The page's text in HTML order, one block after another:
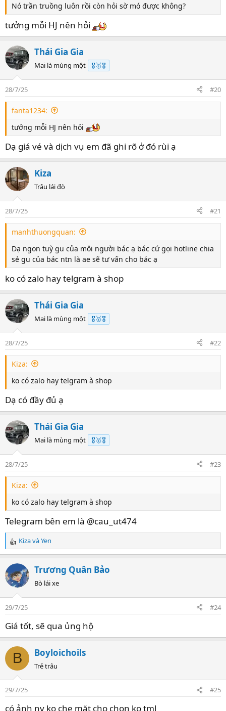
Nó trần truồng luôn rồi còn hỏi sờ mó được không?
tưởng mỗi HJ nên hỏi
Thái Gia Gia
Mai là mùng một 🎖️🥇🎖️
28/7/25 #20
fanta1234:
tưởng mỗi HJ nên hỏi
Dạ giá vé và dịch vụ em đã ghi rõ ở đó rùi ạ
Kiza
Trâu lái đò
28/7/25 #21
manhthuongquan:
Dạ ngon tuỳ gu của mỗi người bác ạ bác cứ gọi hotline chia
sẻ gu của bác ntn là ae sẽ tư vấn cho bác ạ
ko có zalo hay telgram à shop
Thái Gia Gia
Mai là mùng một 🎖️🥇🎖️
28/7/25 #22
Kiza:
ko có zalo hay telgram à shop
Dạ có đầy đủ ạ
Thái Gia Gia
Mai là mùng một 🎖️🥇🎖️
28/7/25 #23
Kiza:
ko có zalo hay telgram à shop
Telegram bên em là @cau_ut474
R
e
a
c
t
n
s
:
KizavàYen
Trương Quân Bảo
Bò lái xe
29/7/25 #24
Giá tốt, sẽ qua ủng hộ
B Boyloichoils
Trẻ trâu
29/7/25 #25
có ảnh nv ko che mặt cho chọn ko tml